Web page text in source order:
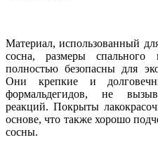
Материал, использованный
сосна, размеры
полностью безопасны для
Они крепкие и
формальдегидов, не
реакций. Покрыты
основе, что также хорошо
сосны.